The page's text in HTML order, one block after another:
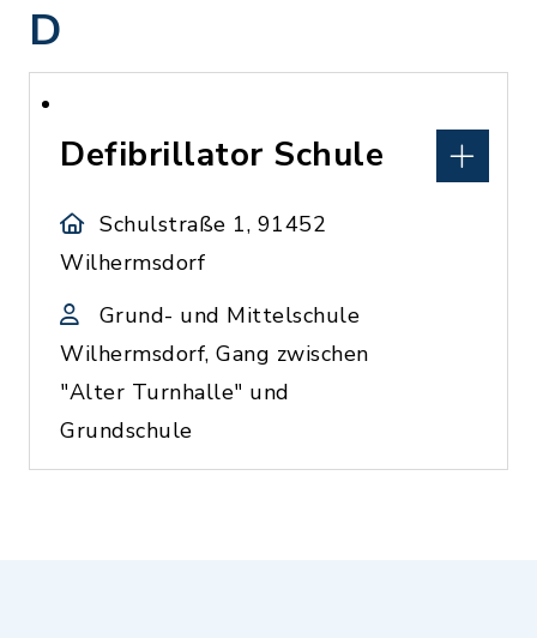
D
Defibrillator Schule
Schulstraße 1, 91452
Wilhermsdorf
Grund- und Mittelschule
Wilhermsdorf, Gang zwischen
"Alter Turnhalle" und
Grundschule